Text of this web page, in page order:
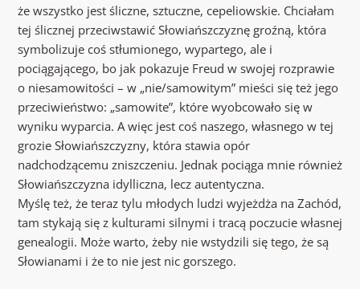
że wszystko jest śliczne, sztuczne, cepeliowskie. Chciałam
tej ślicznej przeciwstawić Słowiańszczyznę groźną, która
symbolizuje coś stłumionego, wypartego, ale i
pociągającego, bo jak pokazuje Freud w swojej rozprawie
o niesamowitości – w „nie/samowitym” mieści się też jego
przeciwieństwo: „samowite”, które wyobcowało się w
wyniku wyparcia. A więc jest coś naszego, własnego w tej
grozie Słowiańszczyzny, która stawia opór
nadchodzącemu zniszczeniu. Jednak pociąga mnie również
Słowiańszczyzna idylliczna, lecz autentyczna.
Myślę też, że teraz tylu młodych ludzi wyjeżdża na Zachód,
tam stykają się z kulturami silnymi i tracą poczucie własnej
genealogii. Może warto, żeby nie wstydzili się tego, że są
Słowianami i że to nie jest nic gorszego.